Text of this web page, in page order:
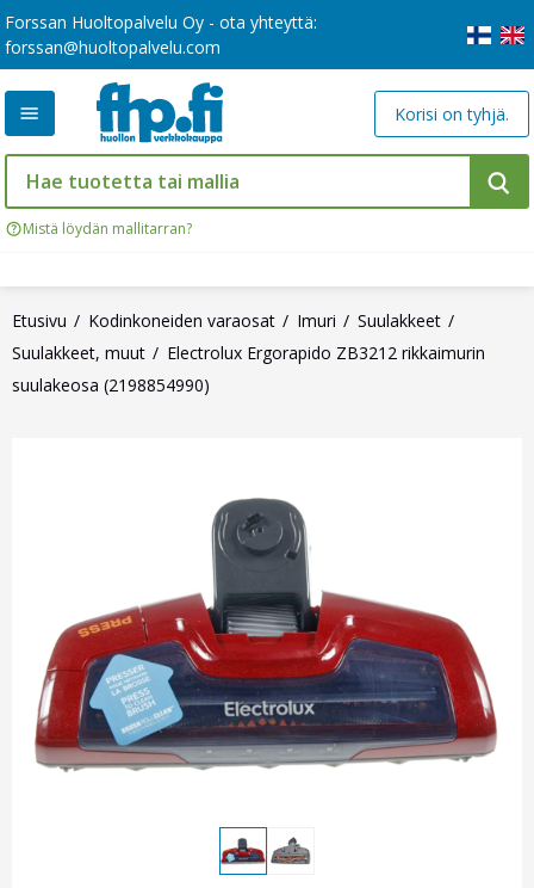
Forssan Huoltopalvelu Oy - ota yhteyttä:
forssan@huoltopalvelu.com
Mistä löydän mallitarran?
Korisi on tyhjä.
Etusivu Kodinkoneiden varaosat Imuri
Suulakkeet
Suulakkeet, muut
Electrolux Ergorapido ZB3212 rikkaimurin
suulakeosa (2198854990)